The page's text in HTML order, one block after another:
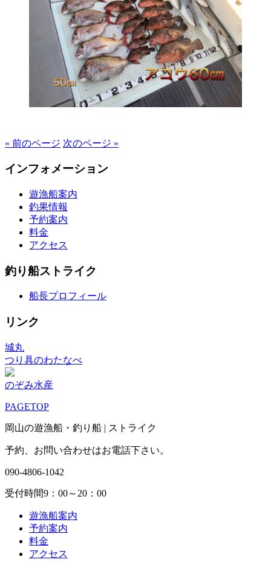
« 前のページ 次のページ »
インフォメーション
遊漁船案内
釣果情報
予約案内
料金
アクセス
釣り船ストライク
船長プロフィール
リンク
城丸
つり具のわたなべ
のぞみ水産
PAGETOP
岡山の遊漁船・釣り船 | ストライク
予約、お問い合わせはお電話下さい。
090-4806-1042
受付時間9：00～20：00
遊漁船案内
予約案内
料金
アクセス